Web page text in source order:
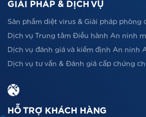
GIẢI PHÁP & DỊCH VỤ
Sản phẩm diệt virus & Giải pháp phòng
Dịch vụ Trung tâm Điều hành An ninh
Dịch vụ đánh giá và kiểm định An ninh
Dịch vụ tư vấn & Đánh giá cấp chứng
HỖ TRỢ KHÁCH HÀNG